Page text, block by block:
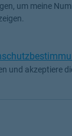
um meine
und akzeptiere